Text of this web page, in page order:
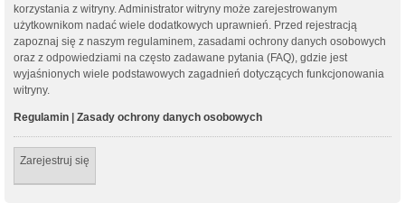
korzystania z witryny. Administrator witryny może zarejestrowanym
użytkownikom nadać wiele dodatkowych uprawnień. Przed rejestracją
zapoznaj się z naszym regulaminem, zasadami ochrony danych osobowych
oraz z odpowiedziami na często zadawane pytania (FAQ), gdzie jest
wyjaśnionych wiele podstawowych zagadnień dotyczących funkcjonowania
witryny.
Regulamin | Zasady ochrony danych osobowych
Zarejestruj się